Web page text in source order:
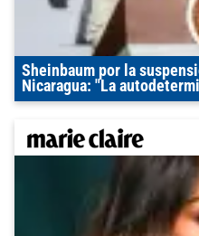
Sheinbaum por la
Nicaragua: "La